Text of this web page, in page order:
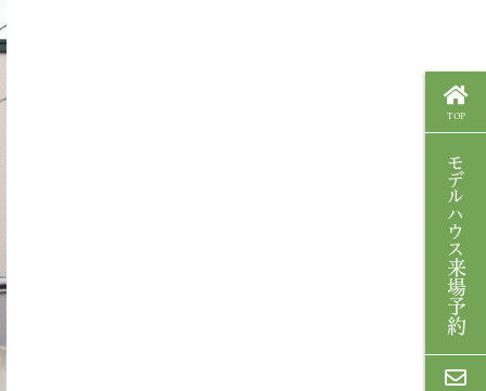
TOP
モデルハウス
来場予約